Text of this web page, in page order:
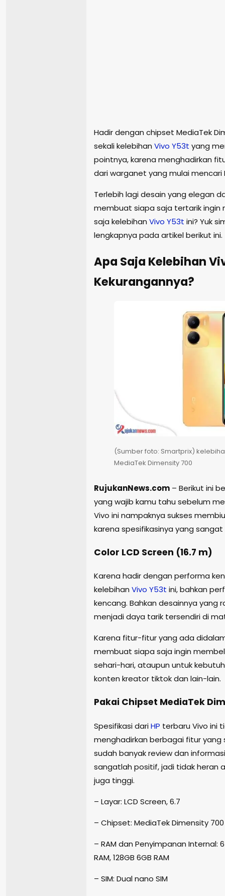
Hadir dengan chipset MediaTek
sekali kelebihan Vivo Y53t yang
pointnya, karena menghadirkan
dari warganet yang mulai mencari
Terlebih lagi desain yang elegan
membuat siapa saja tertarik ingin
saja kelebihan Vivo Y53t ini? Yuk
lengkapnya pada artikel berikut ini.
Apa Saja Kelebihan
Kekurangannya?
(Sumber foto: Smartprix)
MediaTek Dimensity 700
RujukanNews.com – Berikut ini
yang wajib kamu tahu sebelum
Vivo ini nampaknya sukses
karena spesifikasinya yang sangat
Color LCD Screen (16.7 m)
Karena hadir dengan performa
kelebihan Vivo Y53t ini, bahkan
kencang. Bahkan desainnya
menjadi daya tarik tersendiri di
Karena fitur-fitur yang ada
membuat siapa saja ingin
sehari-hari, ataupun untuk
konten kreator tiktok dan lain-lain.
Pakai Chipset MediaTek
Spesifikasi dariHP terbaru Vivo ini
menghadirkan berbagai fitur yang
sudah banyak review dan
sangatlah positif, jadi tidak heran
juga tinggi.
– Layar: LCD Screen, 6.7
– Chipset: MediaTek Dimensity 700
– RAM dan Penyimpanan Internal:
RAM, 128GB 6GB RAM
– SIM: Dual nano SIM